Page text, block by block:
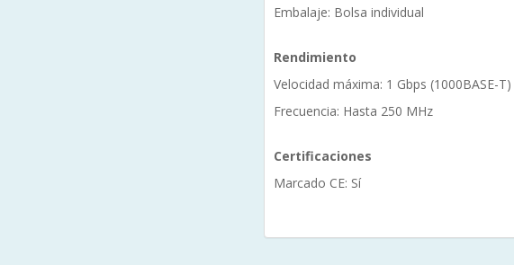
Embalaje: Bolsa individual
Rendimiento
Velocidad máxima: 1 Gbps (1000BASE-T)
Frecuencia: Hasta 250 MHz
Certificaciones
Marcado CE: Sí